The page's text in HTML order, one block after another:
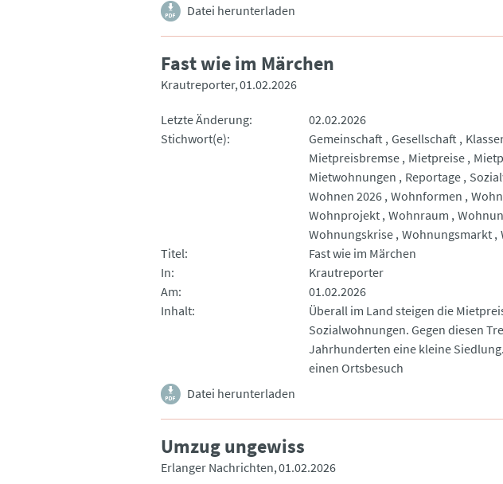
Datei herunterladen
Fast wie im Märchen
Krautreporter 01.02.2026
Letzte Änderung
02.02.2026
Stichwort(e)
Gemeinschaft Gesellschaft
Mietpreisbremse
Mietpreise
Mietwohnungen
Reportage
Wohnen 2026 Wohnformen
Wohnprojekt Wohnraum
Wohnungskrise Wohnungsmarkt
Titel
Fast wie im Märchen
In
Krautreporter
Am
01.02.2026
Inhalt
Überall im Land steigen die
Sozialwohnungen. Gegen diesen
Jahrhunderten eine kleine
einen Ortsbesuch
Datei herunterladen
Umzug ungewiss
Erlanger Nachrichten 01.02.2026